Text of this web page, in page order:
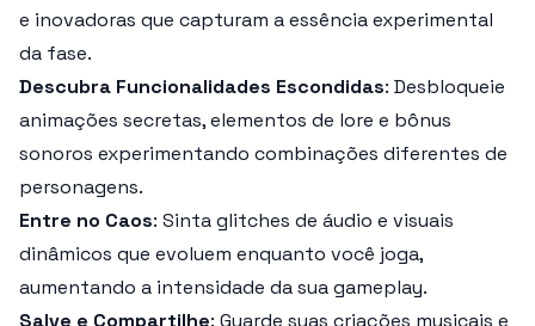
e inovadoras que capturam a essência experimental
da fase.
Descubra Funcionalidades Escondidas: Desbloqueie
animações secretas, elementos de lore e bônus
sonoros experimentando combinações diferentes de
personagens.
Entre no Caos: Sinta glitches de áudio e visuais
dinâmicos que evoluem enquanto você joga,
aumentando a intensidade da sua gameplay.
Salve e Compartilhe: Guarde suas criações musicais e